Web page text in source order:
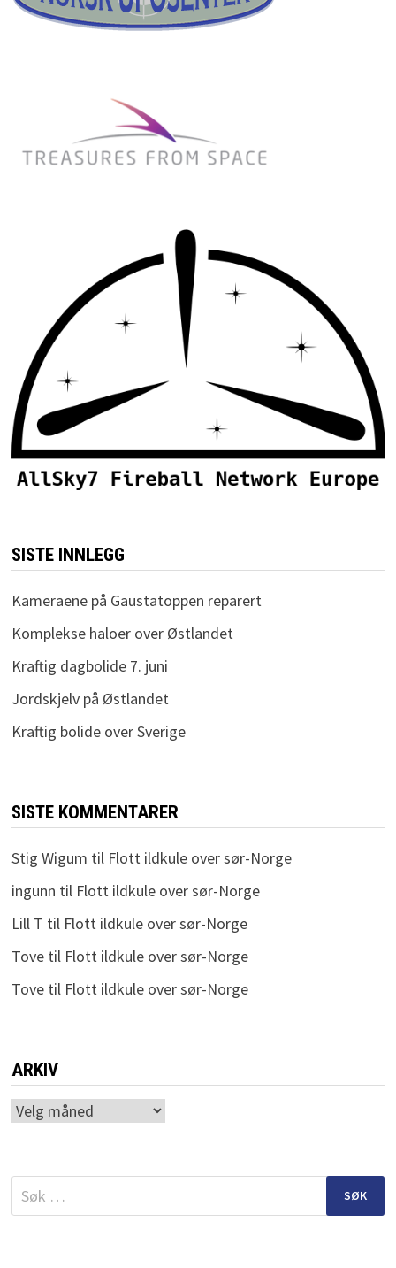
SISTE INNLEGG
Kameraene på Gaustatoppen reparert
Komplekse haloer over Østlandet
Kraftig dagbolide 7. juni
Jordskjelv på Østlandet
Kraftig bolide over Sverige
SISTE KOMMENTARER
Stig Wigum til Flott ildkule over sør-Norge
ingunn til Flott ildkule over sør-Norge
Lill T til Flott ildkule over sør-Norge
Tovetil Flott ildkule over sør-Norge
Tovetil Flott ildkule over sør-Norge
ARKIV
Arkiv
Søk
etter: